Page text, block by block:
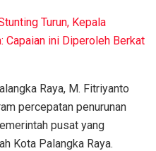
Turun, Kepala
Capaian ini Diperoleh Berkat
Raya, M. Fitriyanto
percepatan penurunan
pusat yang
Kota Palangka Raya.